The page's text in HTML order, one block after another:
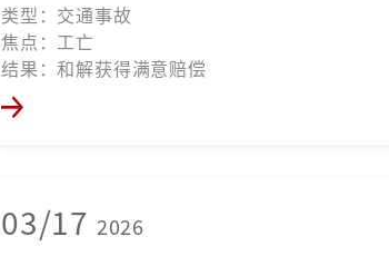
类型：交通事故
焦点：工亡
结果：和解获得满意赔偿
03/17 2026